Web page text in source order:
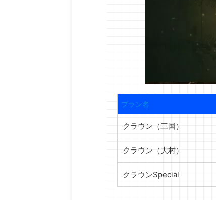
プラン名
クラウン（三国）
クラウン（大村）
クラウンSpecial